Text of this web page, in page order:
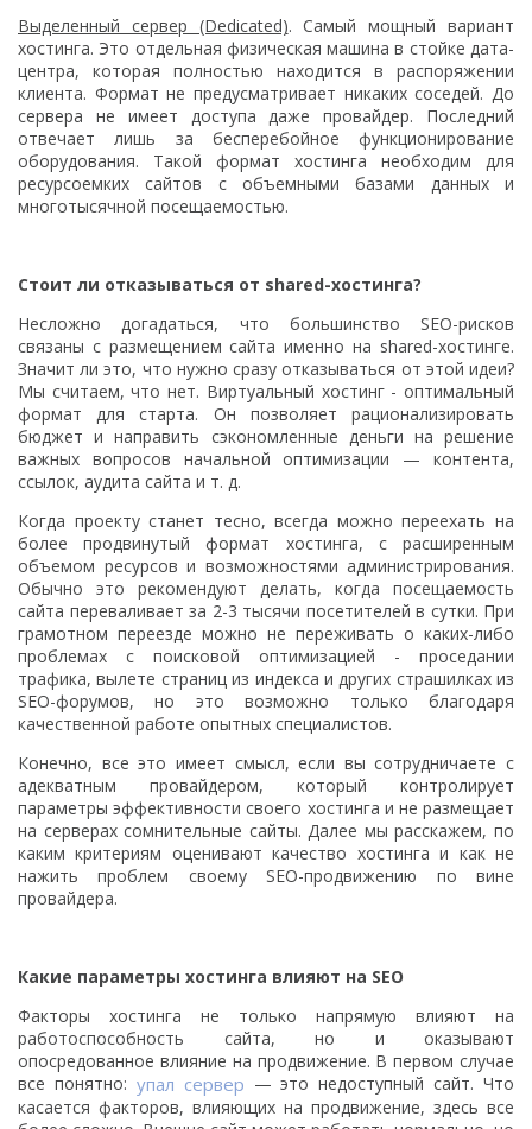
Выделенный сервер (Dedicated). Самый мощный вариант
хостинга. Это отдельная физическая машина в стойке дата-
центра, которая полностью находится в распоряжении
клиента. Формат не предусматривает никаких соседей. До
сервера не имеет доступа даже провайдер. Последний
отвечает лишь за бесперебойное функционирование
оборудования. Такой формат хостинга необходим для
ресурсоемких сайтов с объемными базами данных и
многотысячной посещаемостью.
Стоит ли отказываться от shared-хостинга?
Несложно догадаться, что большинство SEO-рисков
связаны с размещением сайта именно на shared-хостинге.
Значит ли это, что нужно сразу отказываться от этой идеи?
Мы считаем, что нет. Виртуальный хостинг - оптимальный
формат для старта. Он позволяет рационализировать
бюджет и направить сэкономленные деньги на решение
важных вопросов начальной оптимизации — контента,
ссылок, аудита сайта и т. д.
Когда проекту станет тесно, всегда можно переехать на
более продвинутый формат хостинга, с расширенным
объемом ресурсов и возможностями администрирования.
Обычно это рекомендуют делать, когда посещаемость
сайта переваливает за 2-3 тысячи посетителей в сутки. При
грамотном переезде можно не переживать о каких-либо
проблемах с поисковой оптимизацией - проседании
трафика, вылете страниц из индекса и других страшилках из
SEO-форумов, но это возможно только благодаря
качественной работе опытных специалистов.
Конечно, все это имеет смысл, если вы сотрудничаете с
адекватным провайдером, который контролирует
параметры эффективности своего хостинга и не размещает
на серверах сомнительные сайты. Далее мы расскажем, по
каким критериям оценивают качество хостинга и как не
нажить проблем своему SEO-продвижению по вине
провайдера.
Какие параметры хостинга влияют на SEO
Факторы хостинга не только напрямую влияют на
работоспособность сайта, но и оказывают
опосредованное влияние на продвижение. В первом случае
все понятно: упал сервер — это недоступный сайт. Что
касается факторов, влияющих на продвижение, здесь все